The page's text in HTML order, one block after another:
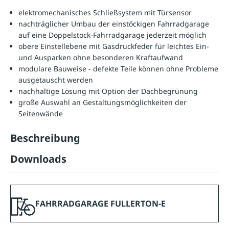
elektromechanisches Schließsystem mit Türsensor
nachträglicher Umbau der einstöckigen Fahrradgarage
auf eine Doppelstock-Fahrradgarage jederzeit möglich
obere Einstellebene mit Gasdruckfeder für leichtes Ein-
und Ausparken ohne besonderen Kraftaufwand
modulare Bauweise - defekte Teile können ohne Probleme
ausgetauscht werden
nachhaltige Lösung mit Option der Dachbegrünung
große Auswahl an Gestaltungsmöglichkeiten der
Seitenwände
Beschreibung
Downloads
FAHRRADGARAGE FULLERTON-E